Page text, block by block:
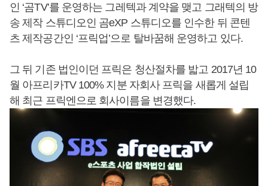
인 ‘곰TV’를 운영하는 그레텍과 계약을 맺고 그래텍의 방
송 제작 스튜디오인 곰eXP 스튜디오를 인수한 뒤 콘텐
츠 제작공간인 ‘프릭업’으로 탈바꿈해 운영하고 있다.
그 뒤 기존 법인이던 프릭은 청산절차를 밟고 2017년 10
월 아프리카TV 100% 지분 자회사 프릭을 새롭게 설립
해 최근 프릭엔으로 회사이름을 변경했다.